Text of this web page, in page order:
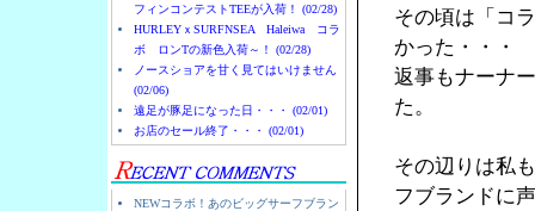
フィンコンテストTEEが入荷！ (02/28)
HURLEYｘSURFNSEA Haleiwa コラ
ボ ロンTの新色入荷～！ (02/28)
ノースショアを甘く見てはいけません
(02/06)
遠足が豚足になった日・・・ (02/01)
お店のセール終了・・・ (02/01)
NEWコラボ！あのビッグサーフブラン
その頃は「コ
かった・・・
返事もナーナ
た。
その辺りは私
フブランドに